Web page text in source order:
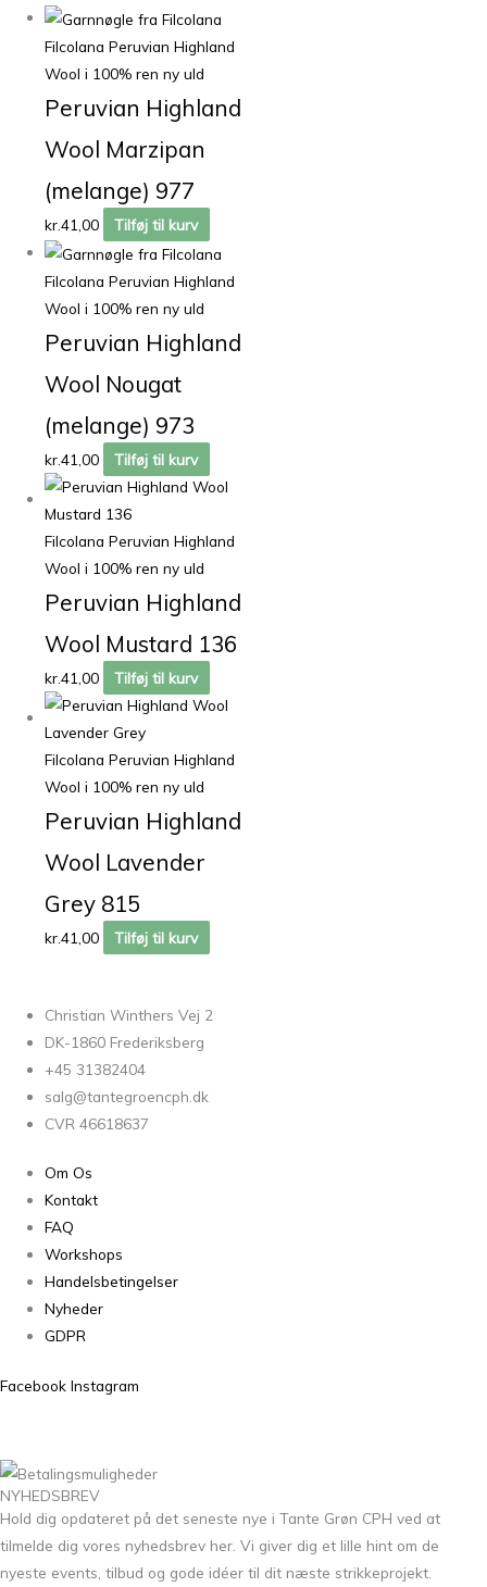
Filcolana Peruvian Highland
Wool i 100% ren ny uld
Peruvian Highland
Wool Marzipan
(melange) 977
kr.41,00 Tilføj til kurv
Filcolana Peruvian Highland
Wool i 100% ren ny uld
Peruvian Highland
Wool Nougat
(melange) 973
kr.41,00 Tilføj til kurv
Filcolana Peruvian Highland
Wool i 100% ren ny uld
Peruvian Highland
Wool Mustard 136
kr.41,00 Tilføj til kurv
Filcolana Peruvian Highland
Wool i 100% ren ny uld
Peruvian Highland
Wool Lavender
Grey 815
kr.41,00 Tilføj til kurv
Christian Winthers Vej 2
DK-1860 Frederiksberg
+45 31382404
salg@tantegroencph.dk
CVR 46618637
Om Os
Kontakt
FAQ
Workshops
Handelsbetingelser
Nyheder
GDPR
Facebook Instagram
NYHEDSBREV
Hold dig opdateret på det seneste nye i Tante Grøn CPH ved at
tilmelde dig vores nyhedsbrev her. Vi giver dig et lille hint om de
nyeste events, tilbud og gode idéer til dit næste strikkeprojekt.